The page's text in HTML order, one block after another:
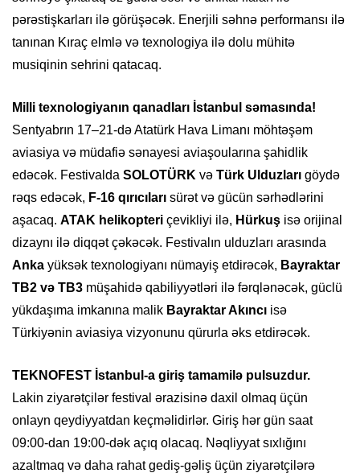
pərəstişkarları ilə görüşəcək. Enerjili səhnə performansı ilə
tanınan Kıraç elmlə və texnologiya ilə dolu mühitə
musiqinin sehrini qatacaq.
Milli texnologiyanın qanadları İstanbul səmasında!
Sentyabrın 17–21-də Atatürk Hava Limanı möhtəşəm
aviasiya və müdafiə sənayesi aviaşoularına şahidlik
edəcək. Festivalda SOLOTÜRK və Türk Ulduzları göydə
rəqs edəcək, F-16 qırıcıları sürət və gücün sərhədlərini
aşacaq. ATAK helikopteri çevikliyi ilə, Hürkuş isə orijinal
dizaynı ilə diqqət çəkəcək. Festivalın ulduzları arasında
Anka yüksək texnologiyanı nümayiş etdirəcək, Bayraktar
TB2 və TB3 müşahidə qabiliyyətləri ilə fərqlənəcək, güclü
yükdaşıma imkanına malik Bayraktar Akıncı isə
Türkiyənin aviasiya vizyonunu qürurla əks etdirəcək.
TEKNOFEST İstanbul-a giriş tamamilə pulsuzdur.
Lakin ziyarətçilər festival ərazisinə daxil olmaq üçün
onlayn qeydiyyatdan keçməlidirlər. Giriş hər gün saat
09:00-dan 19:00-dək açıq olacaq. Nəqliyyat sıxlığını
azaltmaq və daha rahat gediş-gəliş üçün ziyarətçilərə